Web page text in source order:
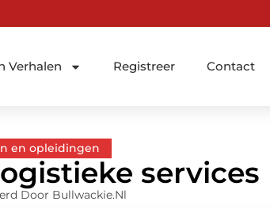
Verhalen Registreer Contact
en opleidingen
services
Door Bullwackie.nl